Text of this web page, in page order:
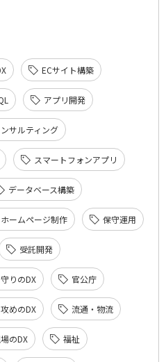
ECサイト構築
アプリ開発
サルティング
スマートフォンアプリ
データベース構築
ホームページ制作 保守運用
受託開発
守りのDX 官公庁
攻めのDX 流通・物流
のDX 福祉